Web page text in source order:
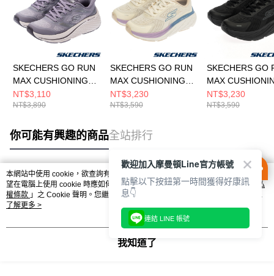
SKECHERS GO RUN
MAX CUSHIONING
ELITE 2.0 女 跑步鞋
129655LIL
NT$3,110
NT$3,890
SKECHERS GO RUN
MAX CUSHIONING
ELITE 3 女 跑步鞋
129720WOFWT
NT$3,230
NT$3,590
SKECHERS GO
MAX
ELITE 3 女 跑步
129720WBBK
NT$3,230
NT$3,590
你可能有興趣的商品全站排行
熱門標籤
本網站中使用 cookie，欲查詢有關本網站使用 cookie 方式之詳情，及若您不希
望在電腦上使用 cookie 時應如何變更電腦的 cookie 設定，請參閱本網站「
隱私
權條款 」之 Cookie 聲明。您繼續使用本網站即表示您同意本公司得按本網站使
用條款之 Cookie 聲明使用 cookie。
了解更多 >
我知道了
歡迎加入摩曼頓Line官方帳號
點擊以下按鈕第一時間獲得好康訊
息👇
連結 LINE 帳號